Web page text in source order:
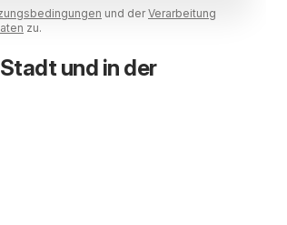
und derVerarbeitung
zu.
und in der